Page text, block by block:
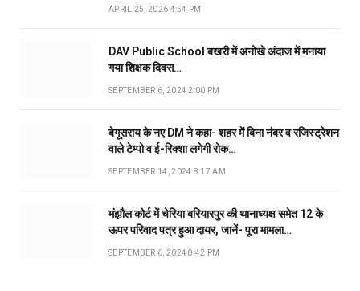
APRIL 25, 2026 4:54 PM
DAV Public School बखरी में अनोखे अंदाज में मनाया
गया शिक्षक दिवस…
SEPTEMBER 6, 2024 2:00 PM
बेगूसराय के नए DM ने कहा- शहर में बिना नंबर व रजिस्ट्रेशन
वाले टेम्पो व ई-रिक्शा लगेगी रोक…
SEPTEMBER 14, 2024 8:17 AM
मंझौल कोर्ट में चेरिया बरियारपुर की थानाध्यक्ष समेत 12 के
ऊपर परिवाद पत्र हुआ दायर, जानें- पूरा मामला…
SEPTEMBER 6, 2024 8:42 PM